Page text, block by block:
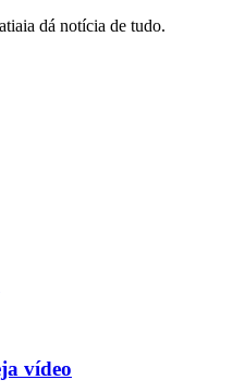
dá notícia de tudo.
vídeo